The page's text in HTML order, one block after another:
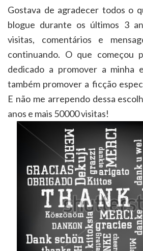
Gostava de agradecer todos o
blogue durante os últimos 3
visitas, comentários e
continuando. O que começou
dedicado a promover a minha
também promover a ficção
E não me arrependo dessa
anos e mais 50000 visitas!